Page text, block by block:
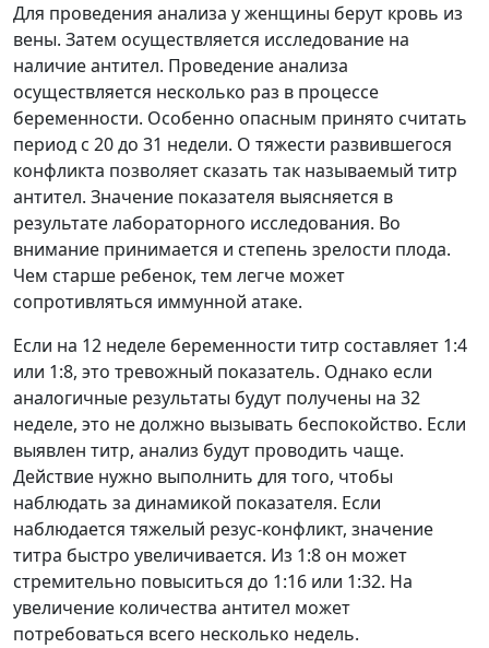
Для проведения анализа у женщины берут кровь из
вены. Затем осуществляется исследование на
наличие антител. Проведение анализа
осуществляется несколько раз в процессе
беременности. Особенно опасным принято считать
период с 20 до 31 недели. О тяжести развившегося
конфликта позволяет сказать так называемый титр
антител. Значение показателя выясняется в
результате лабораторного исследования. Во
внимание принимается и степень зрелости плода.
Чем старше ребенок, тем легче может
сопротивляться иммунной атаке.
Если на 12 неделе беременности титр составляет 1:4
или 1:8, это тревожный показатель. Однако если
аналогичные результаты будут получены на 32
неделе, это не должно вызывать беспокойство. Если
выявлен титр, анализ будут проводить чаще.
Действие нужно выполнить для того, чтобы
наблюдать за динамикой показателя. Если
наблюдается тяжелый резус-конфликт, значение
титра быстро увеличивается. Из 1:8 он может
стремительно повыситься до 1:16 или 1:32. На
увеличение количества антител может
потребоваться всего несколько недель.